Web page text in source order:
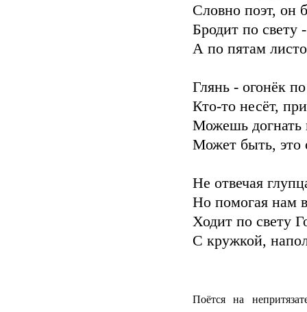
Словно поэт, он
Бродит по свету
А по пятам
Глянь - огонёк
Кто-то несёт,
Можешь догнать
Может быть, это
Не отвечая
Но помогая нам
Ходит по свету
С кружкой,
Поётся на